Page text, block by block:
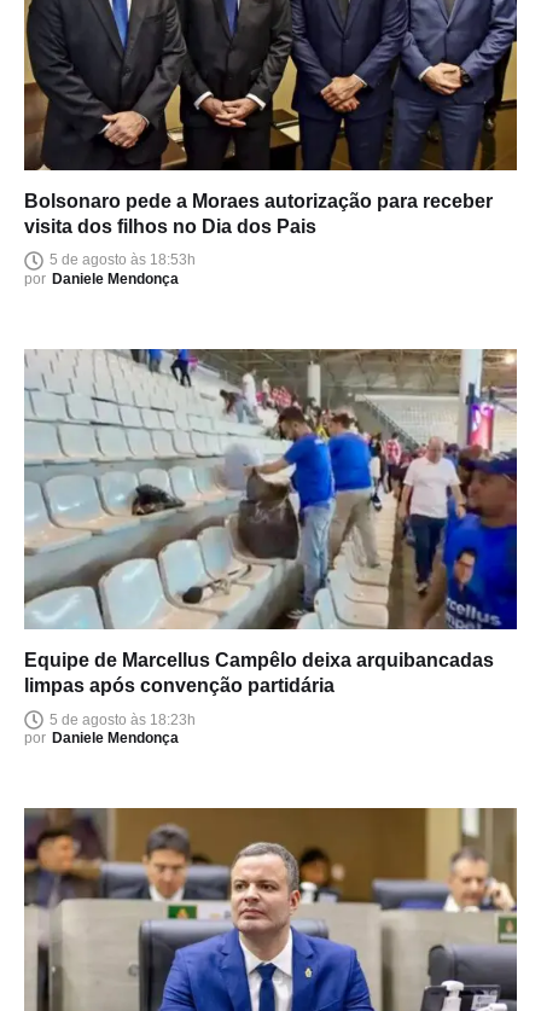
Bolsonaro pede a Moraes autorização para receber
visita dos filhos no Dia dos Pais
5 de agosto às 18:53h
por Daniele Mendonça
Equipe de Marcellus Campêlo deixa arquibancadas
limpas após convenção partidária
5 de agosto às 18:23h
por Daniele Mendonça